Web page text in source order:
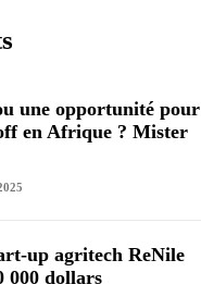
une opportunité pour
en Afrique ? Mister
up agritech ReNile
000 dollars